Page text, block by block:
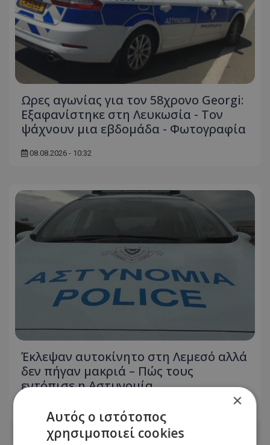
Ωρες αγωνίας για τον 58χρονο Georgi:
Εξαφανίστηκε στη Λευκωσία - Toν
ψάχνουν μια εβδομάδα - Φωτογραφία
08.08.2026 - 10:32
Έκλεψαν αυτοκίνητο στη Λεμεσό αλλά
δεν πήγαν μακριά – Πώς τους
εντόπισε η Αστυνομία
08.08.2026 - 10:12 ×
Αυτός ο ιστότοπος
χρησιμοποιεί cookies